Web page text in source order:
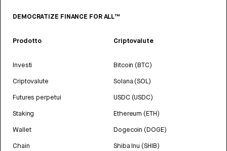
DEMOCRATIZE FINANCE FOR ALL™
Prodotto
Investi
Criptovalute
Futures perpetui
Staking
Wallet
Chain
Criptovalute
Bitcoin (BTC)
Solana (SOL)
USDC (USDC)
Ethereum (ETH)
Dogecoin (DOGE)
Shiba Inu (SHIB)